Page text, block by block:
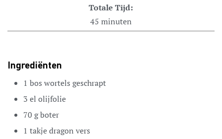
Totale Tijd:
45 minuten
Ingrediënten
1 bos wortels geschrapt
3 el olijfolie
70 gboter
1 takjedragon vers